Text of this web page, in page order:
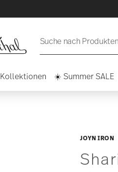
Suche nach
Kollektionen ☀️ Summer SALE
JOYN IRON